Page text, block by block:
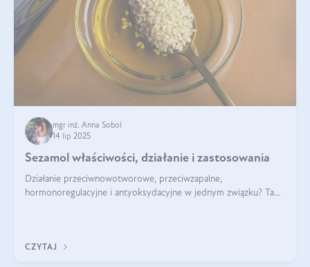
mgr inż. Anna Sobol
14 lip 2025
Sezamol właściwości, działanie i zastosowania
Działanie przeciwnowotworowe, przeciwzapalne,
hormonoregulacyjne i antyoksydacyjne w jednym związku? Tak
CZYTAJ